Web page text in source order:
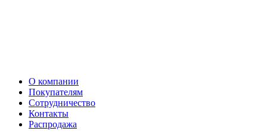
О компании
Покупателям
Сотрудничество
Контакты
Распродажа